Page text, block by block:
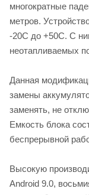
многократные
метров.
-20С до +50С. С
неотапливаемых
Данная
замены
заменять, не
Емкость блока
беспрерывной
Высокую
Android 9.0,